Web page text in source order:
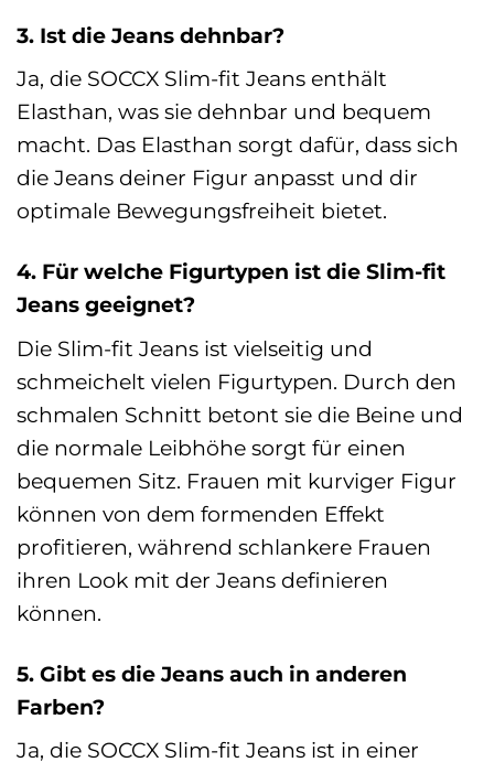
3. Ist die Jeans dehnbar?
Ja, die SOCCX Slim-fit Jeans enthält
Elasthan, was sie dehnbar und bequem
macht. Das Elasthan sorgt dafür, dass sich
die Jeans deiner Figur anpasst und dir
optimale Bewegungsfreiheit bietet.
4. Für welche Figurtypen ist die Slim-fit
Jeans geeignet?
Die Slim-fit Jeans ist vielseitig und
schmeichelt vielen Figurtypen. Durch den
schmalen Schnitt betont sie die Beine und
die normale Leibhöhe sorgt für einen
bequemen Sitz. Frauen mit kurviger Figur
können von dem formenden Effekt
profitieren, während schlankere Frauen
ihren Look mit der Jeans definieren
können.
5. Gibt es die Jeans auch in anderen
Farben?
Ja, die SOCCX Slim-fit Jeans ist in einer